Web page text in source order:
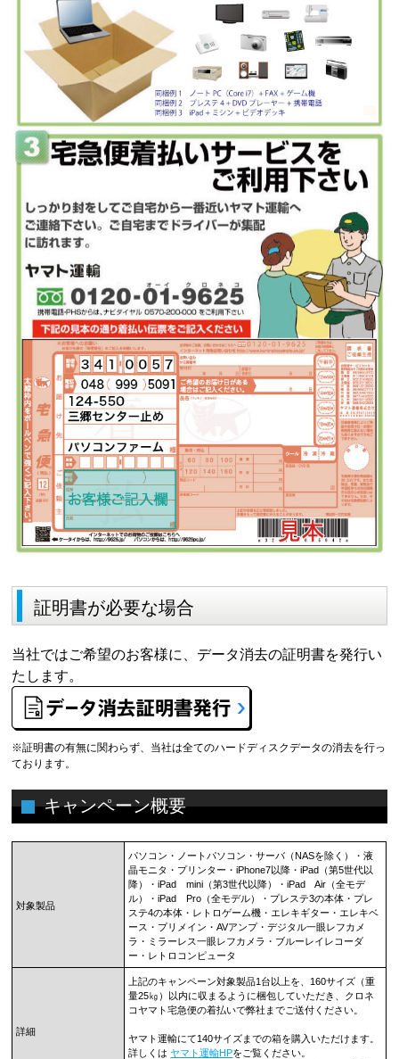
証明書が必要な場合
当社ではご希望のお客様に、データ消去の証明書を発行い
たします。
※証明書の有無に関わらず、当社は全てのハードディスクデータの消去を行っ
ております。
キャンペーン概要
対象製品
パソコン・ノートパソコン・サーバ（NASを除く）・液
晶モニタ・プリンター・iPhone7以降・iPad（第5世代以
降）・iPad mini（第3世代以降）・iPad Air（全モデ
ル）・iPad Pro（全モデル）・プレステ3の本体・プレ
ステ4の本体・レトロゲーム機・エレキギター・エレキベ
ース・プリメイン・AVアンプ・デジタル一眼レフカメ
ラ・ミラーレス一眼レフカメラ・ブルーレイレコーダ
ー・レトロコンピュータ
詳細
上記のキャンペーン対象製品1台以上を、160サイズ（重
量25㎏）以内に収まるように梱包していただき、クロネ
コヤマト宅急便の着払いで弊社までご送付ください。
ヤマト運輸にて140サイズまでの箱を購入いただけます。
詳しくはヤマト運輸HPをご覧ください。